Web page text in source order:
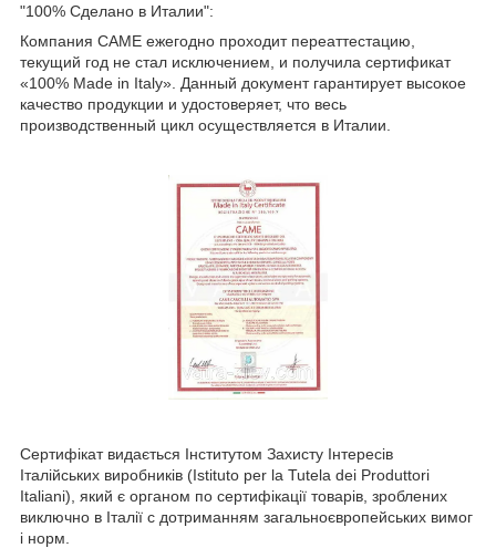
"100% Сделано в Италии":
Компания CAME ежегодно проходит переаттестацию,
текущий год не стал исключением, и получила сертификат
«100% Made in Italy». Данный документ гарантирует высокое
качество продукции и удостоверяет, что весь
производственный цикл осуществляется в Италии.
Сертифікат видається Інститутом Захисту Інтересів
Італійських виробників (Istituto per la Tutela dei Produttori
Italiani), який є органом по сертифікації товарів, зроблених
виключно в Італії c дотриманням загальноєвропейських вимог
і норм.